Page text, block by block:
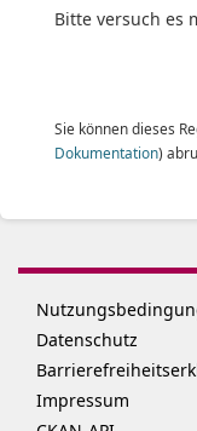
Bitte versuch es
Sie können dieses
Dokumentation)
Datenschutz
Impressum